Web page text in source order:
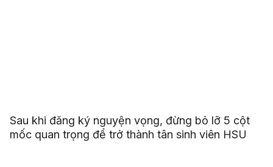
Sau khi đăng ký nguyện vọng, đừng bỏ lỡ 5 cột
mốc quan trọng để trở thành tân sinh viên HSU